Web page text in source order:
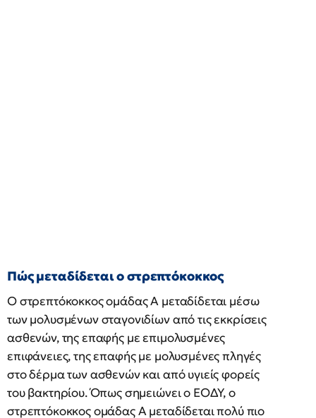
Πώς μεταδίδεται ο στρεπτόκοκκος
Ο στρεπτόκοκκος ομάδας Α μεταδίδεται μέσω
των μολυσμένων σταγονιδίων από τις εκκρίσεις
ασθενών, της επαφής με επιμολυσμένες
επιφάνειες, της επαφής με μολυσμένες πληγές
στο δέρμα των ασθενών και από υγιείς φορείς
του βακτηρίου. Όπως σημειώνει ο ΕΟΔΥ, ο
στρεπτόκοκκος ομάδας Α μεταδίδεται πολύ πιο